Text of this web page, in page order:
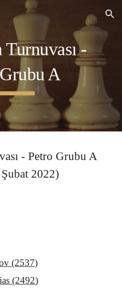
Skip to navigation
GM Norm Turnuvası -
Grubu A
- Petro Grubu A
Şubat 2022)
(2537)
(2492)